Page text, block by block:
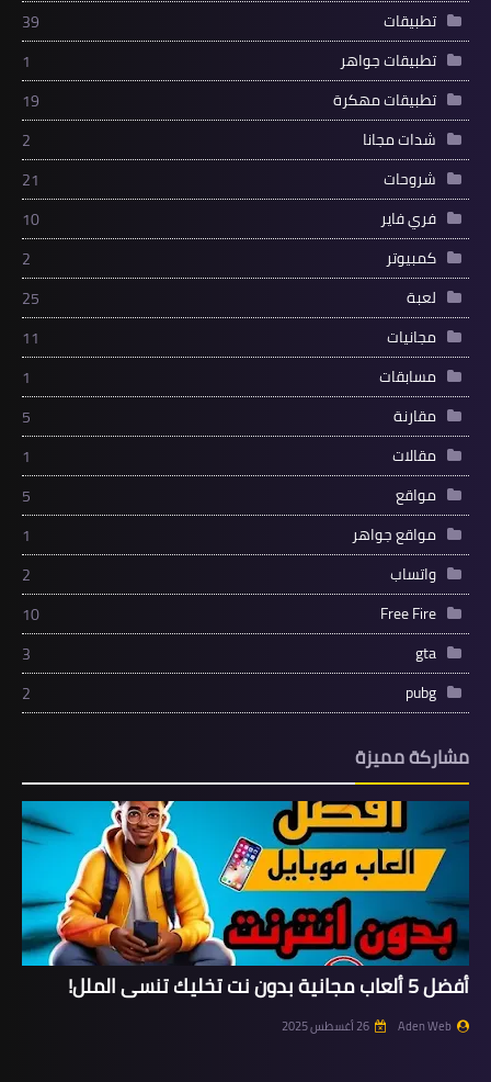
تطبيقات
39
تطبيقات جواهر
1
تطبيقات مهكرة
19
شدات مجانا
2
شروحات
21
فري فاير
10
كمبيوتر
2
لعبة
25
مجانيات
11
مسابقات
1
مقارنة
5
مقالات
1
مواقع
5
مواقع جواهر
1
واتساب
2
Free Fire
10
gta
3
pubg
2
مشاركة مميزة
أفضل 5 ألعاب مجانية بدون نت تخليك تنسى الملل!
Aden Web 26 أغسطس 2025